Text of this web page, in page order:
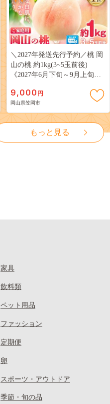
＼2027年発送先行予約／桃 岡
山の桃 約1kg(3~5玉前後)
《2027年6月下旬～9月上旬頃
岡山 はくとう スイーツ フル
ーツ 果物 デザート 旬 モモ も
も 先行予約 送料無料 果物 岡
山県 笠岡市 清水白桃 白鳳 白
麗 クール便---
kasaoka_zsy_419_100---
9,000 円
岡山県笠岡市
もっと見る
家具
飲料類
ペット用品
ファッション
定期便
卵
スポーツ・アウトドア
季節・旬の品